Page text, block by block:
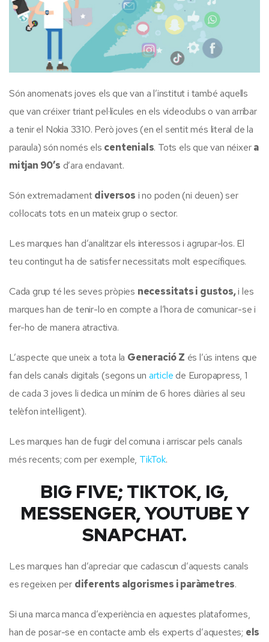
Són anomenats joves els que van a l’institut i també aquells
que van créixer triant pel·lícules en els videoclubs o van arribar
a tenir el Nokia 3310. Però joves (en el sentit més literal de la
paraula) són només els centenials. Tots els que van néixera
mitjan 90’s d’ara endavant.
Són extremadamentdiversos i no poden (ni deuen) ser
col·locats tots en un mateix grup o sector.
Les marques han d’analitzar els interessos i agrupar-los. El
teu contingut ha de satisfer necessitats molt específiques.
Cada grup té les seves pròpies necessitats i gustos,i les
marques han de tenir-lo en compte a l’hora de comunicar-se i
fer-ho de manera atractiva.
L’aspecte que uneix a tota la Generació Z és l’ús intens que
fan dels canals digitals (segons un article de Europapress, 1
de cada 3 joves li dedica un mínim de 6 hores diàries al seu
telèfon intel·ligent).
Les marques han de fugir del comuna i arriscar pels canals
més recents; com per exemple, TikTok.
BIG FIVE; TIKTOK, IG,
MESSENGER, YOUTUBE Y
SNAPCHAT.
Les marques han d’apreciar que cadascun d’aquests canals
es regeixen per diferents algorismes i paràmetres.
Si una marca manca d’experiència en aquestes plataformes,
han de posar-se en contacte amb els experts d’aquestes; els